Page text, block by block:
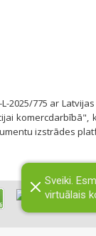
Sveiki.
virtuālais
2025/775 ar
komercdarbībā",
izstrādes